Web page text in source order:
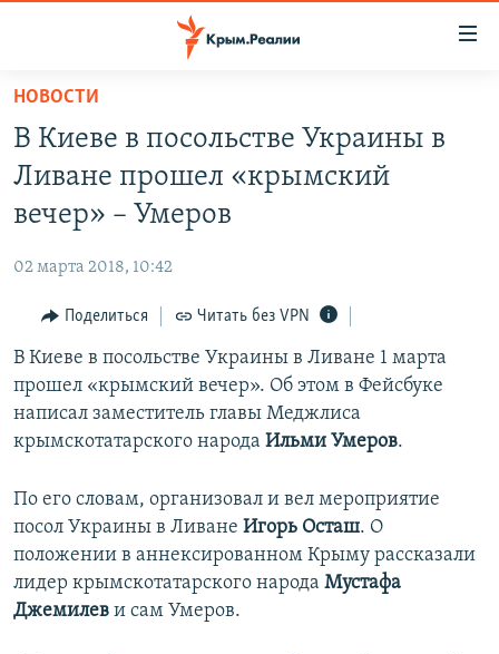
Вернуться
основному
содержанию
главной
навигации
Вернутся
поиску
11 ЛЕТ ОККУПАЦИИ КРЫМА. 11 ИСТОРИЙ СОПРОТИВЛЕНИЯ
ЕЩЕ
ИНТЕРАКТИВ
ИНФОГРАФИКА
ТЕЛЕПРОЕКТ КРЫМ.РЕАЛИИ
СОВЕТЫ ПРАВОЗАЩИТНИКОВ
ПОБЕДИТЕЛЕЙ НЕ СУДЯТ?
КРЫМ.НЕПОКОРЕННЫЙ
РАДІО СВОБОДА
КАК ОБОЙТИ БЛОКИРОВКУ
Українською
Qırımtatar
ПРИСОЕДИНЯЙТЕСЬ!
НОВОСТИ
В Киеве в посольстве Украины в
Ливане прошел «крымский
вечер» – Умеров
02 марта 2018, 10:42
Поделиться Читать без VPN
В Киеве в посольстве Украины в Ливане 1 марта
прошел «крымский вечер». Об этом в Фейсбуке
написал заместитель главы Меджлиса
крымскотатарского народа Ильми Умеров.
По его словам, организовал и вел мероприятие
посол Украины в Ливане Игорь Осташ. О
положении в аннексированном Крыму рассказали
лидер крымскотатарского народа Мустафа
Джемилев и сам Умеров.